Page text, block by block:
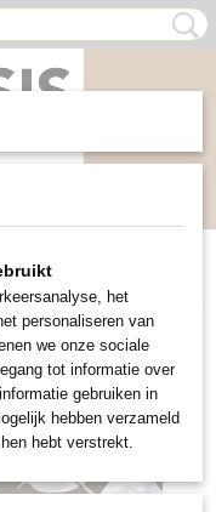
het
personaliseren van
we onze sociale
tot informatie over
gebruiken in
hebben verzameld
hebt verstrekt.